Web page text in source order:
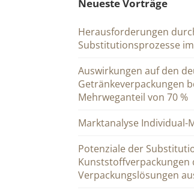
Neueste Vorträge
Herausforderungen
Substitutionsprozesse
Auswirkungen auf den
Getränkeverpackungen
Mehrweganteil von 70 %
Marktanalyse Individual-
Potenziale der
Kunststoffverpackungen
Verpackungslösungen